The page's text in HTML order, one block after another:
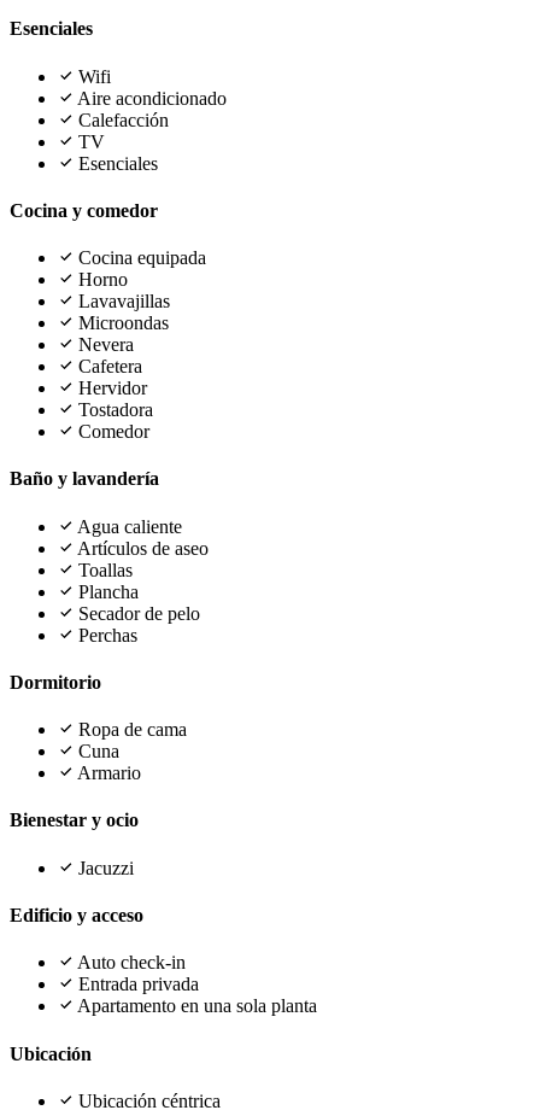
Esenciales
Wifi
Aire acondicionado
Calefacción
TV
Esenciales
Cocina y comedor
Cocina equipada
Horno
Lavavajillas
Microondas
Nevera
Cafetera
Hervidor
Tostadora
Comedor
Baño y lavandería
Agua caliente
Artículos de aseo
Toallas
Plancha
Secador de pelo
Perchas
Dormitorio
Ropa de cama
Cuna
Armario
Bienestar y ocio
Jacuzzi
Edificio y acceso
Auto check-in
Entrada privada
Apartamento en una sola planta
Ubicación
Ubicación céntrica